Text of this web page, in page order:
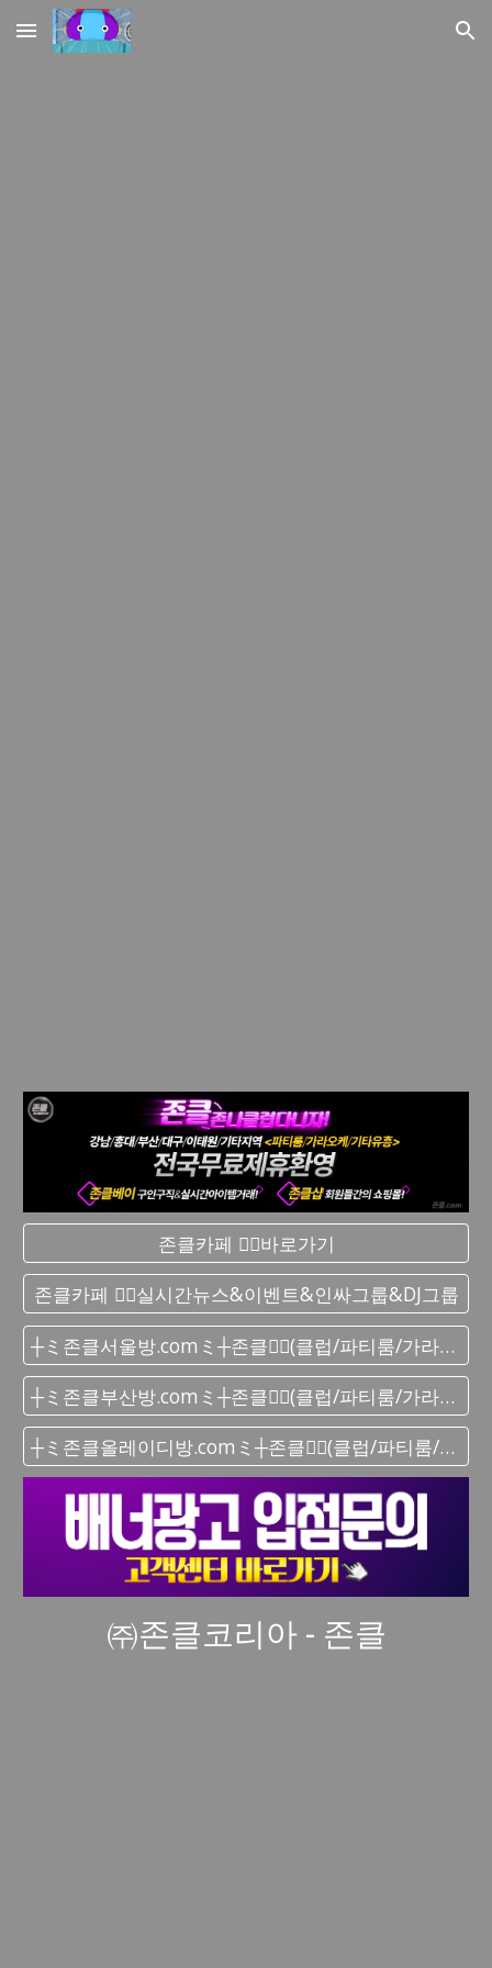
Skip to main content Skip to navigation
존클카페 ❤️‍🔥바로가기
존클카페 ❤️‍🔥실시간 뉴스&이벤트&인싸그룹&DJ그룹
┼ミ존클서울방.comミ┼존클❤️‍🔥(클럽/파티룸/가라오케) - 단톡방
┼ミ존클부산방.comミ┼존클❤️‍🔥(클럽/파티룸/가라오케) - 단톡방
┼ミ존클올레이디방.comミ┼존클❤️‍🔥(클럽/파티룸/가라오케) - 단톡방
㈜존클코리아 - 존클